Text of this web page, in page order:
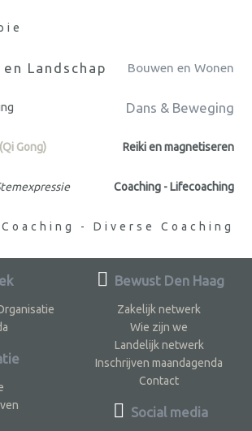
Landschap Bouwen en Wonen
Dans & Beweging
Gong) Reiki en magnetiseren
Coaching - Lifecoaching
Coaching - Diverse Coaching
Bewust Den Haag
Zakelijk netwerk
Wie zijn we
Landelijk netwerk
Inschrijven maandagenda
Contact
Social media